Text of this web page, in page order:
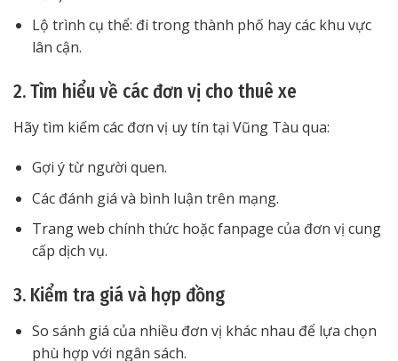
Lộ trình cụ thể: đi trong thành phố hay các khu vực
lân cận.
2. Tìm hiểu về các đơn vị cho thuê xe
Hãy tìm kiếm các đơn vị uy tín tại Vũng Tàu qua:
Gợi ý từ người quen.
Các đánh giá và bình luận trên mạng.
Trang web chính thức hoặc fanpage của đơn vị cung
cấp dịch vụ.
3. Kiểm tra giá và hợp đồng
So sánh giá của nhiều đơn vị khác nhau để lựa chọn
phù hợp với ngân sách.